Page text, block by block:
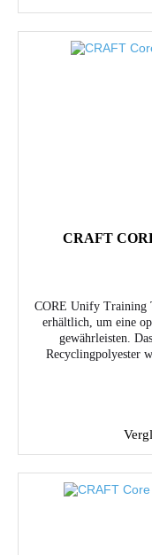
CRAFT
CORE Unify Training
erhältlich, um eine
gewährleisten.
Recyclingpolyester